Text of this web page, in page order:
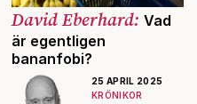
David Eberhard: Vad
är egentligen
bananfobi?
25 APRIL 2025
KRÖNIKOR